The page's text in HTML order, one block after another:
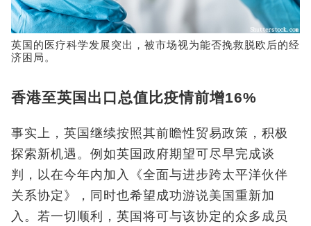
英国的医疗科学发展突出，被市场视为能否挽救脱欧后的经
济困局。
香港至英国出口总值比疫情前增16%
事实上，英国继续按照其前瞻性贸易政策，积极
探索新机遇。例如英国政府期望可尽早完成谈
判，以在今年内加入《全面与进步跨太平洋伙伴
关系协定》，同时也希望成功游说美国重新加
入。若一切顺利，英国将可与该协定的众多成员